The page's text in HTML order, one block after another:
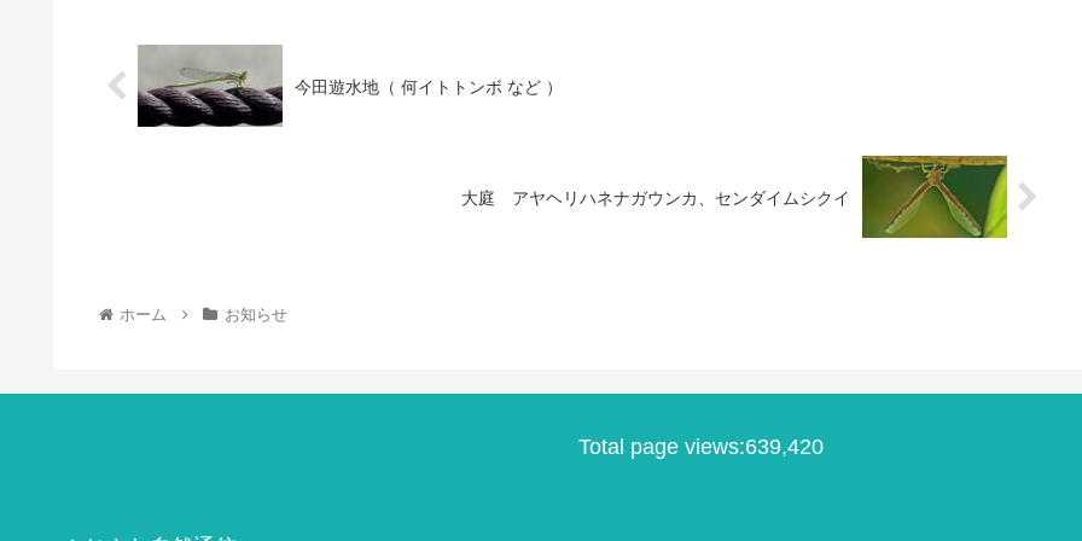
今田遊水地（ 何イトトンボ など ）
大庭 アヤヘリハネナガウンカ、センダイムシクイ
ホーム お知らせ
Total page views:639,420